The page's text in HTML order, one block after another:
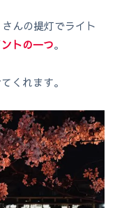
さんの提灯でライト
トの一つ。
くれます。